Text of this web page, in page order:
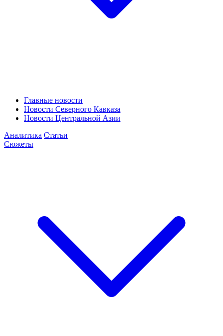
Главные новости
Новости Северного Кавказа
Новости Центральной Азии
Аналитика Статьи
Сюжеты